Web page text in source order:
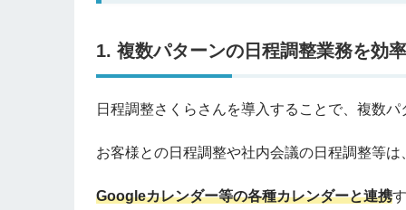
1. 複数パターンの日程調整業務を効
日程調整さくらさんを導入することで、複数
お客様との日程調整や社内会議の日程調整等
Googleカレンダー等の各種カレンダーと連携